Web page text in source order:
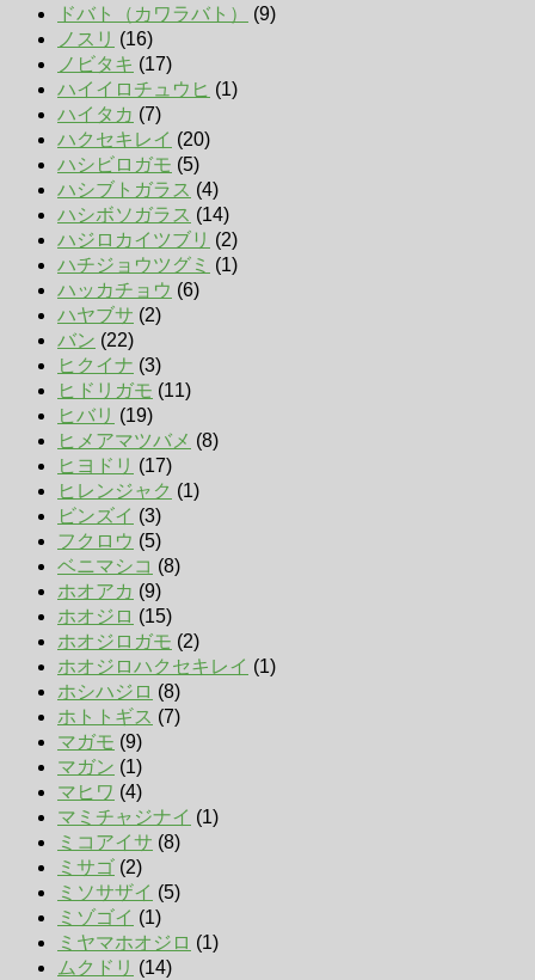
ドバト（カワラバト）
(9)
ノスリ (16)
ノビタキ (17)
ハイイロチュウヒ (1)
ハイタカ (7)
ハクセキレイ (20)
ハシビロガモ (5)
ハシブトガラス (4)
ハシボソガラス (14)
ハジロカイツブリ (2)
ハチジョウツグミ (1)
ハッカチョウ (6)
ハヤブサ (2)
バン (22)
ヒクイナ (3)
ヒドリガモ (11)
ヒバリ (19)
ヒメアマツバメ (8)
ヒヨドリ (17)
ヒレンジャク (1)
ビンズイ (3)
フクロウ (5)
ベニマシコ (8)
ホオアカ (9)
ホオジロ (15)
ホオジロガモ (2)
ホオジロハクセキレイ (1)
ホシハジロ (8)
ホトトギス (7)
マガモ (9)
マガン (1)
マヒワ (4)
マミチャジナイ (1)
ミコアイサ (8)
ミサゴ (2)
ミソサザイ (5)
ミゾゴイ (1)
ミヤマホオジロ (1)
ムクドリ (14)